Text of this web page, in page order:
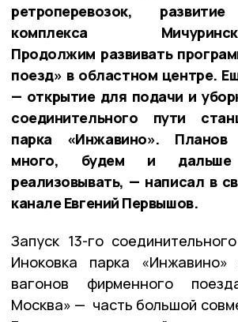
ретроперевозок, развитие
комплекса Мичуринск-
Продолжим развивать
поезд» в областном центре.
— открытие для подачи и
соединительного пути
парка «Инжавино».
много, будем и
реализовывать, — написал в
канале Евгений Первышов.
Запуск 13-го
Иноковка парка «Инжавино»
вагонов фирменного
Москва» — часть большой